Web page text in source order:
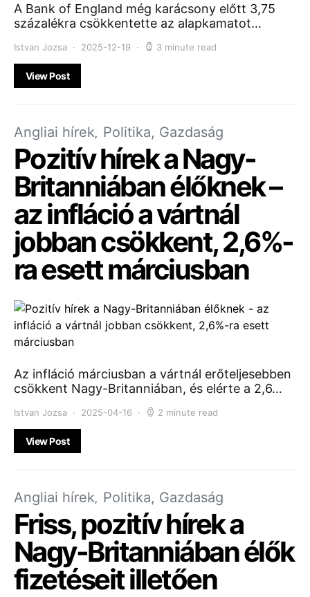
A Bank of England még karácsony előtt 3,75
százalékra csökkentette az alapkamatot…
Istvan Jozsa 2025-12-19 3 minute read
View Post
Angliai hírek Politika, Gazdaság
Pozitív hírek a Nagy-
Britanniában élőknek –
az infláció a vártnál
jobban csökkent, 2,6%-
ra esett márciusban
Az infláció márciusban a vártnál erőteljesebben
csökkent Nagy-Britanniában, és elérte a 2,6…
Istvan Jozsa 2025-04-16 2 minute read
View Post
Angliai hírek Politika, Gazdaság
Friss, pozitív hírek a
Nagy-Britanniában élők
fizetéseit illetően